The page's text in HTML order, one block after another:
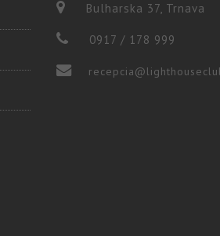
Bulharska 37, Trnava
0917 / 178 999